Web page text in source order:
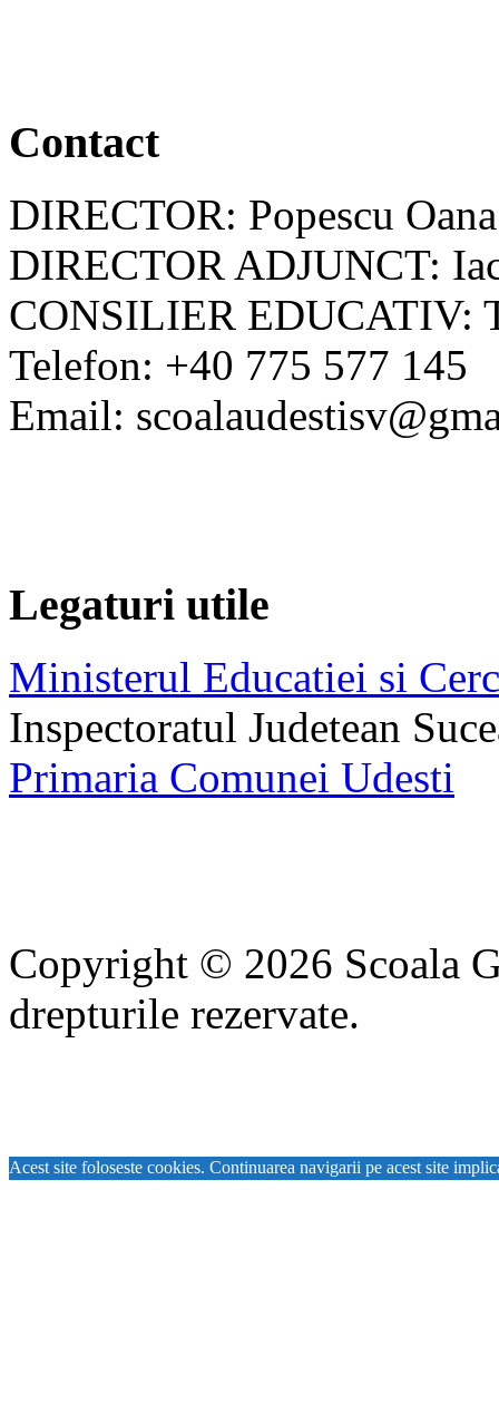
Contact
DIRECTOR: Popescu
DIRECTOR ADJUNCT:
CONSILIER EDUCATIV:
Telefon: +40 775 577 145
Email:
Legaturi utile
Ministerul Educatiei si
Inspectoratul Judetean
Primaria Comunei Udesti
Copyright © 2026 Scoala
drepturile rezervate.
Acest site foloseste cookies. Continuarea navigarii pe acest site